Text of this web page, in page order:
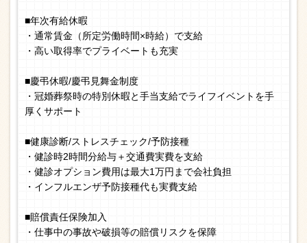
■年次有給休暇
・通常賃金（所定労働時間×時給）で支給
・高い取得率でプライベートも充実
■慶弔休暇/慶弔見舞金制度
・冠婚葬祭時の特別休暇と手当支給でライフイベントを手
厚くサポート
■健康診断/ストレスチェック/予防接種
・健診時2時間分給与＋交通費実費を支給
・健診オプション費用は最大1万円まで会社負担
・インフルエンザ予防接種代も実費支給
■賠償責任保険加入
・仕事中の事故や破損等の賠償リスクを保障